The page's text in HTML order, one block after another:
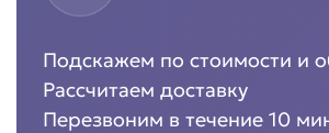
Подскажем по стоимости и
Рассчитаем доставку
Перезвоним в течение 10